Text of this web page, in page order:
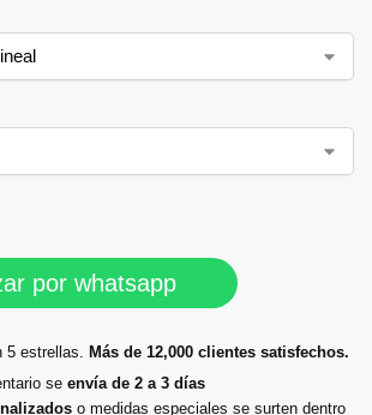
por whatsapp
5 estrellas.
Más de 12,000 clientes satisfechos.
se envía de 2 a 3 días
o medidas especiales se surten dentro